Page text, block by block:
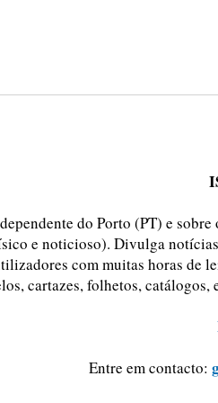
do Porto (PT) e
e noticioso). Divulga
com muitas horas de
cartazes, folhetos,
Entre em contacto: